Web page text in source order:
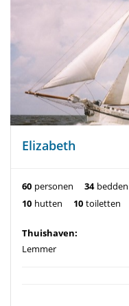
Elizabeth
60 personen 34 bedden
10 hutten 10 toiletten
Thuishaven:
Lemmer